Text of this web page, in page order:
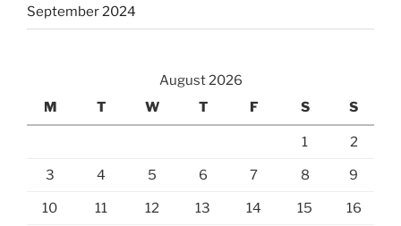
September 2024
August 2026
M
T W T F S S
1 2
3 4 5 6 7 8 9
10 11 12 13 14 15 16